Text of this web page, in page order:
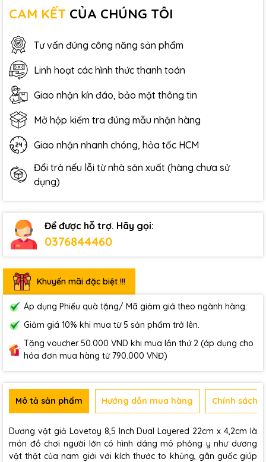
CAM KẾT CỦA CHÚNG TÔI
Tư vấn đúng công năng sản phẩm
Linh hoạt các hình thức thanh toán
Giao nhận kín đáo, bảo mật thông tin
Mở hộp kiểm tra đúng mẫu nhận hàng
Giao nhận nhanh chóng, hỏa tốc HCM
Đổi trả nếu lỗi từ nhà sản xuất (hàng chưa sử
dụng)
Để được hỗ trợ. Hãy gọi:
0376844460
Khuyến mãi đặc biệt !!!
Áp dụng Phiếu quà tặng/ Mã giảm giá theo ngành hàng.
Giảm giá 10% khi mua từ 5 sản phẩm trở lên.
Tặng voucher 50.000 VND khi mua lần thứ 2 (áp dụng cho
hóa đơn mua hàng từ 790.000 VNĐ)
Mô tả sản phẩm Hướng dẫn mua hàng Chính sách
Dương vật giả Lovetoy 8,5 Inch Dual Layered 22cm x 4,2cm là
món đồ chơi người lớn có hình dáng mô phỏng y như dương
vật thật của nam giới với kích thước to khủng, gân guốc giúp